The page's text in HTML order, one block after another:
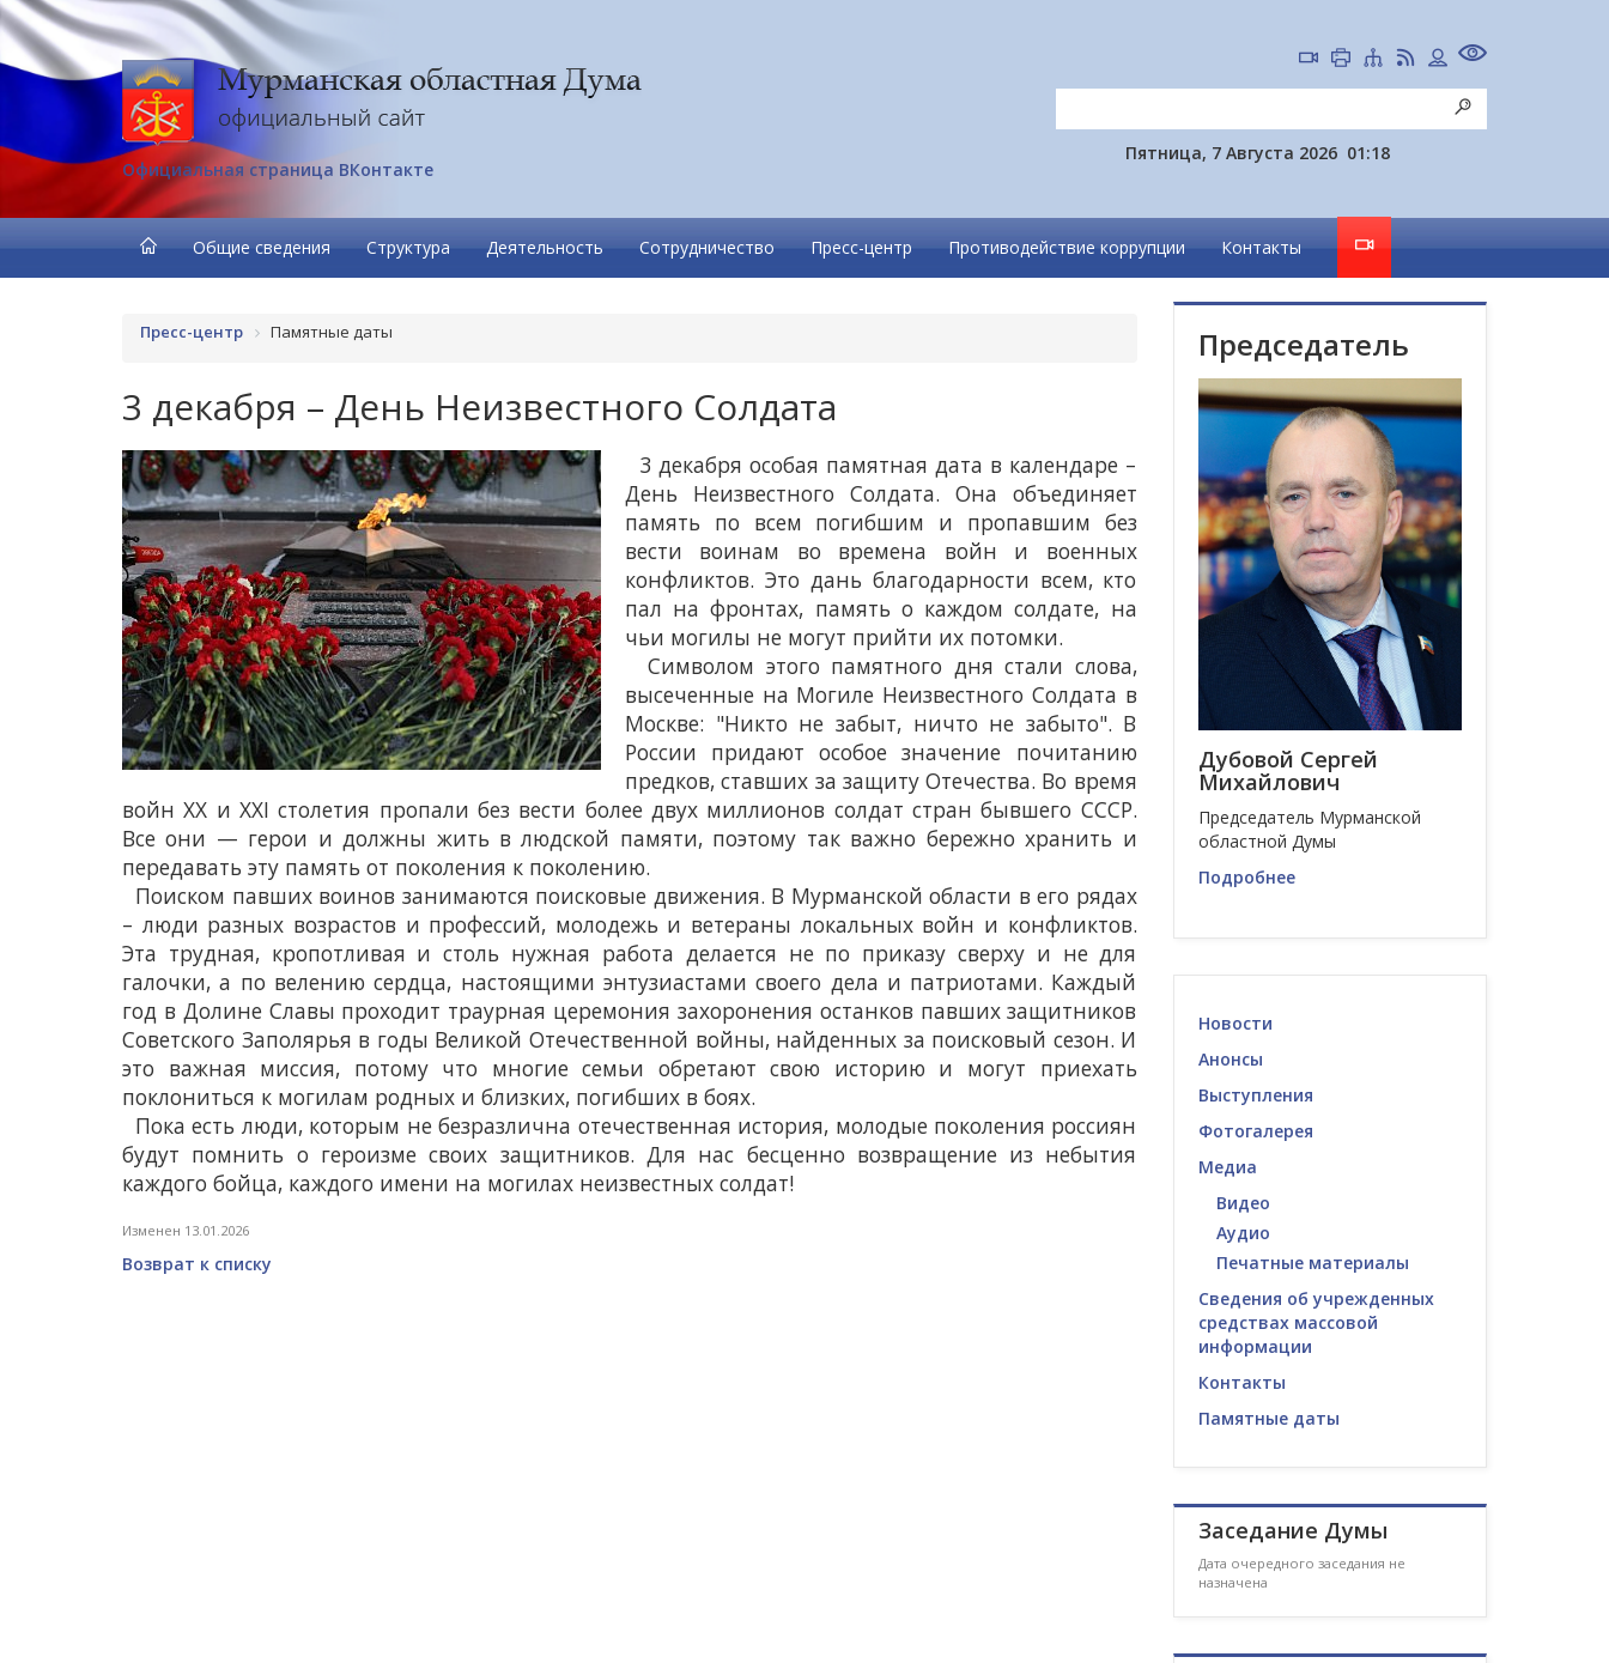
Официальная страница ВКонтакте
Пятница, 7 Августа 2026 01:18
Общие сведения Структура Деятельность Сотрудничество Пресс-центр Противодействие коррупции Контакты
Пресс-центр Памятные даты
3 декабря – День Неизвестного Солдата
3 декабря особая памятная дата в календаре –
День Неизвестного Солдата. Она объединяет
память по всем погибшим и пропавшим без
вести воинам во времена войн и военных
конфликтов. Это дань благодарности всем, кто
пал на фронтах, память о каждом солдате, на
чьи могилы не могут прийти их потомки.
Символом этого памятного дня стали слова,
высеченные на Могиле Неизвестного Солдата в
Москве: "Никто не забыт, ничто не забыто". В
России придают особое значение почитанию
предков, ставших за защиту Отечества. Во время
войн XX и XXI столетия пропали без вести более двух миллионов солдат стран бывшего СССР.
Все они — герои и должны жить в людской памяти, поэтому так важно бережно хранить и
передавать эту память от поколения к поколению.
Поиском павших воинов занимаются поисковые движения. В Мурманской области в его рядах
– люди разных возрастов и профессий, молодежь и ветераны локальных войн и конфликтов.
Эта трудная, кропотливая и столь нужная работа делается не по приказу сверху и не для
галочки, а по велению сердца, настоящими энтузиастами своего дела и патриотами. Каждый
год в Долине Славы проходит траурная церемония захоронения останков павших защитников
Советского Заполярья в годы Великой Отечественной войны, найденных за поисковый сезон. И
это важная миссия, потому что многие семьи обретают свою историю и могут приехать
поклониться к могилам родных и близких, погибших в боях.
Пока есть люди, которым не безразлична отечественная история, молодые поколения россиян
будут помнить о героизме своих защитников. Для нас бесценно возвращение из небытия
каждого бойца, каждого имени на могилах неизвестных солдат!
Изменен 13.01.2026
Возврат к списку
Председатель
Дубовой Сергей
Михайлович
Председатель Мурманской
областной Думы
Подробнее
Новости
Анонсы
Выступления
Фотогалерея
Медиа
Видео
Аудио
Печатные материалы
Сведения об учрежденных
средствах массовой
информации
Контакты
Памятные даты
Заседание Думы
Дата очередного заседания не
назначена